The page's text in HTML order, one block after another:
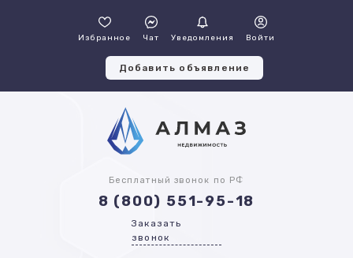
Избранное Чат Уведомления Войти
Добавить объявление
Бесплатный звонок по РФ
8 (800) 551-95-18
Заказать
звонок